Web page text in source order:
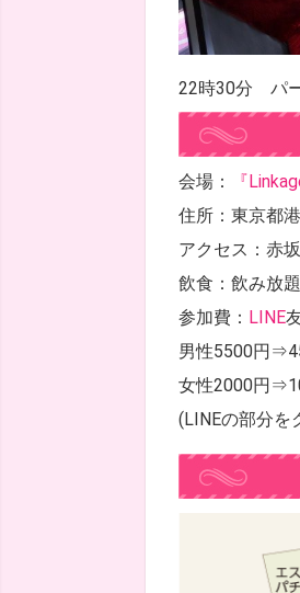
22時30分 パ
会場：
『
住所：東京都
アクセス：赤
飲食：飲み放
参加費： LINE
男性5500円
女性2000円
(LINEの部分を